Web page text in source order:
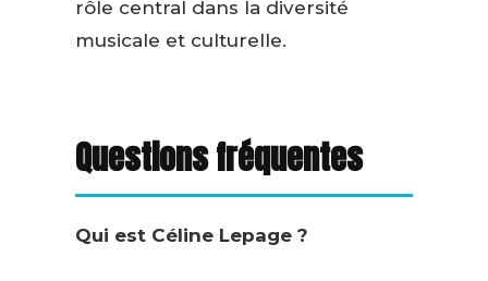
rôle central dans la diversité
musicale et culturelle.
Questions fréquentes
Qui est Céline Lepage ?